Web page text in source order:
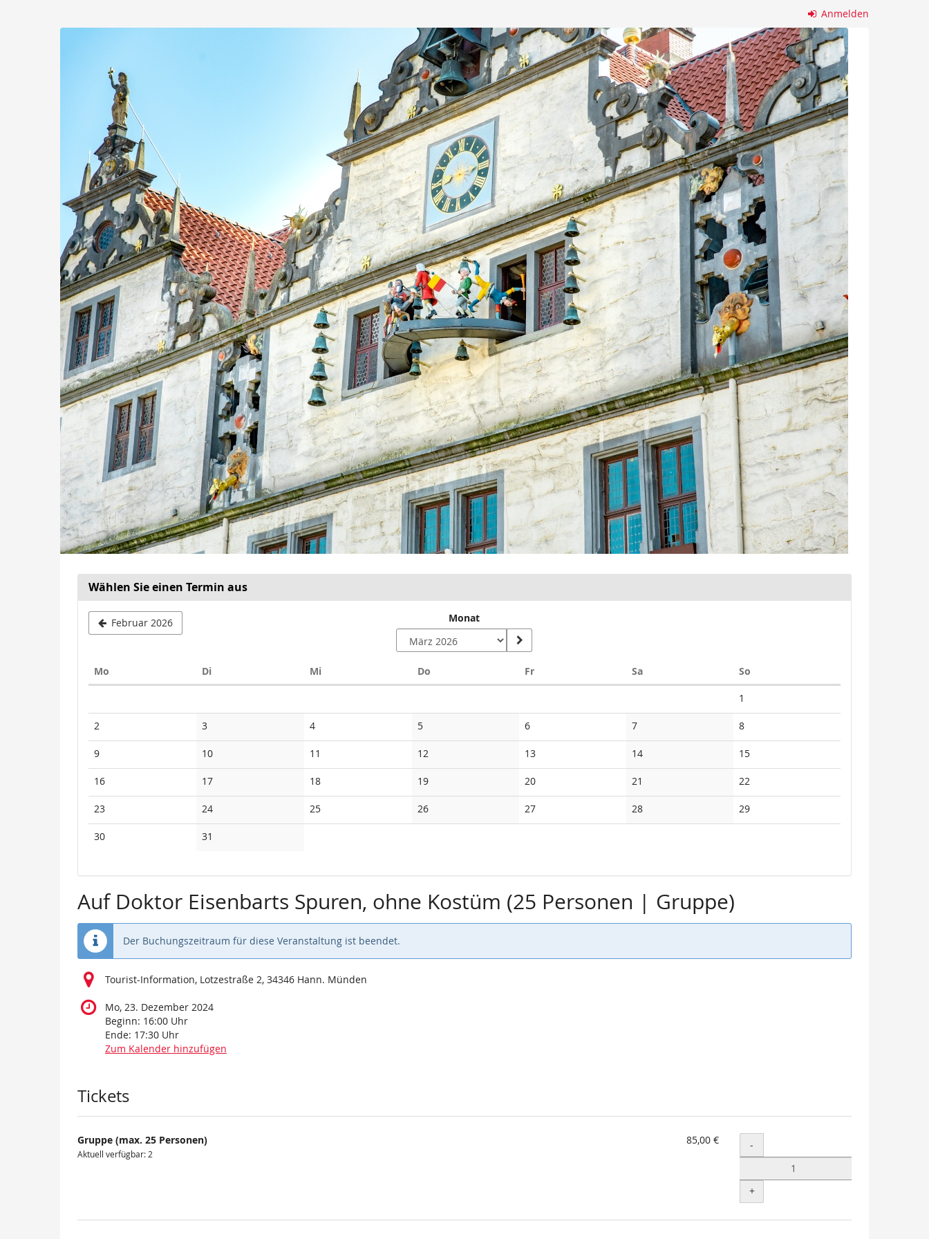
Anmelden
Wählen Sie einen Termin aus
Februar 2026 Monat
Mo DiDienstag MiMittwoch Do FrFreitag SaSamstag So
1
Veranstaltungen
2
Veranstaltungen
3Keine
Veranstaltungen
4Keine
Veranstaltungen
5Keine
Veranstaltungen
6Keine
Veranstaltungen
7Keine
Veranstaltungen
8Keine
Veranstaltungen
9Keine
Veranstaltungen
10Keine
Veranstaltungen
11
Veranstaltungen
12
Veranstaltungen
13Keine
Veranstaltungen
14Keine
Veranstaltungen
15Keine
Veranstaltungen
16Keine
Veranstaltungen
17Keine
Veranstaltungen
18Keine
Veranstaltungen
19Keine
Veranstaltungen
20Keine
Veranstaltungen
21
Veranstaltungen
22
Veranstaltungen
23Keine
Veranstaltungen
24Keine
Veranstaltungen
25Keine
Veranstaltungen
26Keine
Veranstaltungen
27Keine
Veranstaltungen
28Keine
Veranstaltungen
29Keine
Veranstaltungen
30Keine
31
Auf Doktor Eisenbarts Spuren, ohne Kostüm (25 Personen | Gruppe)
Der Buchungszeitraum für diese Veranstaltung ist beendet.
Tourist-Information, Lotzestraße 2, 34346 Hann. Münden
Mo, 23. Dezember 2024
Beginn: 16:00 Uhr
Ende: 17:30 Uhr
Zum Kalender hinzufügen
Produkte
Tickets
Gruppe (max. 25 Personen)
Aktuell verfügbar: 2
85,00 € Menge
-
+